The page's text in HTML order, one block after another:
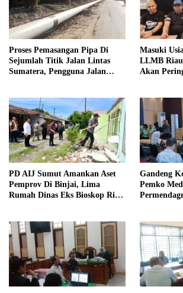
Proses Pemasangan Pipa Di
Sejumlah Titik Jalan Lintas
Sumatera, Pengguna Jalan
Masuki
LLMB
Akan
PD AIJ Sumut Amankan Aset
Pemprov Di Binjai, Lima
Rumah Dinas Eks Bioskop Ria
Gandeng
Pemko